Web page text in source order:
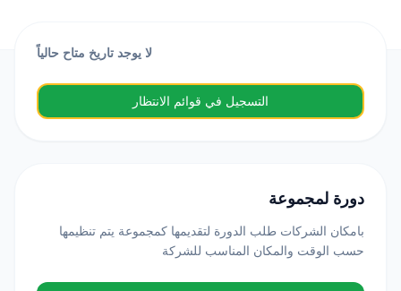
لا يوجد تاريخ متاح حالياً
التسجيل في قوائم الانتظار
دورة لمجموعة
بامكان الشركات طلب الدورة لتقديمها كمجموعة يتم تنظيمها
حسب الوقت والمكان المناسب للشركة